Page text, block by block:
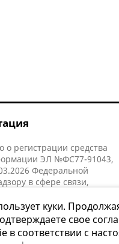
о регистрации средства
ЭЛ №ФС77-91043,
Федеральной
в сфере связи,
(Роскомнадзор).
куки.
свое
в соответствии с